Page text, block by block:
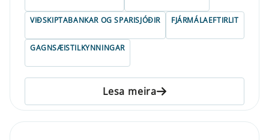
VIÐSKIPTABANKAR OG SPARISJÓÐIR FJÁRMÁLAEFTIRLIT
GAGNSÆISTILKYNNINGAR
Lesa meira